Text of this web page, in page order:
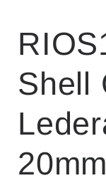
Shell